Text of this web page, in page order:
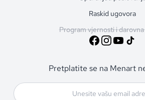
Raskid ugovora
Program vjernosti i
Pretplatite se na Menart